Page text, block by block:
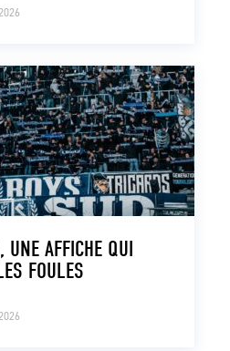
AFFICHE QUI
FOULES